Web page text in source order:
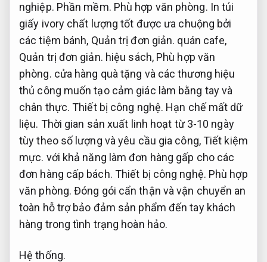
nghiệp. Phần mềm. Phù hợp văn phòng. In túi
giấy ivory chất lượng tốt được ưa chuộng bởi
các tiệm bánh, Quản trị đơn giản. quán cafe,
Quản trị đơn giản. hiệu sách, Phù hợp văn
phòng. cửa hàng quà tặng và các thương hiệu
thủ công muốn tạo cảm giác làm bằng tay và
chân thực.Thiết bị công nghệ. Hạn chế mất dữ
liệu. Thời gian sản xuất linh hoạt từ 3-10 ngày
tùy theo số lượng và yêu cầu gia công,Tiết kiệm
mực. với khả năng làm đơn hàng gấp cho các
đơn hàng cấp bách. Thiết bị công nghệ. Phù hợp
văn phòng. Đóng gói cẩn thận và vận chuyển an
toàn hỗ trợ bảo đảm sản phẩm đến tay khách
hàng trong tình trạng hoàn hảo.
Hệ thống.